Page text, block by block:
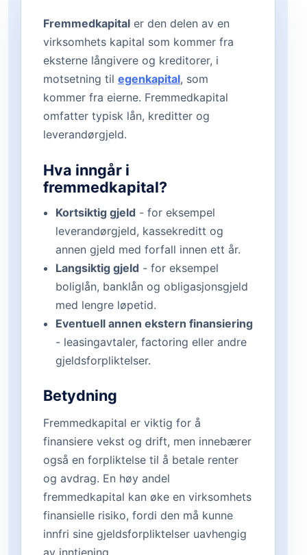
Fremmedkapital er den delen av en
virksomhets kapital som kommer fra
eksterne långivere og kreditorer, i
motsetning til egenkapital, som
kommer fra eierne. Fremmedkapital
omfatter typisk lån, kreditter og
leverandørgjeld.
Hva inngår i
fremmedkapital?
Kortsiktig gjeld - for eksempel
leverandørgjeld, kassekreditt og
annen gjeld med forfall innen ett år.
Langsiktig gjeld - for eksempel
boliglån, banklån og obligasjonsgjeld
med lengre løpetid.
Eventuell annen ekstern finansiering
- leasingavtaler, factoring eller andre
gjeldsforpliktelser.
Betydning
Fremmedkapital er viktig for å
finansiere vekst og drift, men innebærer
også en forpliktelse til å betale renter
og avdrag. En høy andel
fremmedkapital kan øke en virksomhets
finansielle risiko, fordi den må kunne
innfri sine gjeldsforpliktelser uavhengig
av inntjening.